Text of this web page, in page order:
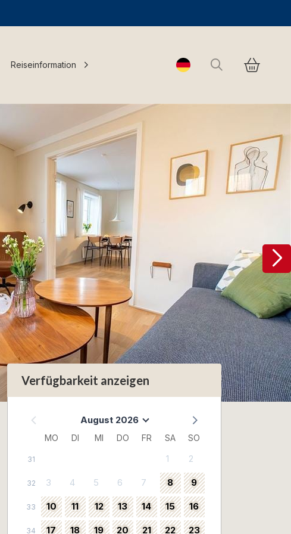
Reiseinformation Change language
Suchen
Verfügbarkeit anzeigen
August 2026
MO DI MI DO FR SA SO
31 1 2
32 3 4 5 6 7 8 9
33 10 11 12 13 14 15 16
34 17 18 19 20 21 22 23